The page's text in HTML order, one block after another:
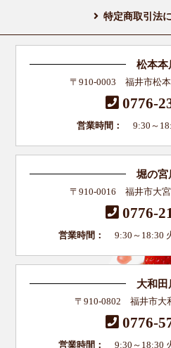
特定商取引法
松本本
〒910-0003 福井市松本
0776-
営業時間： 9:30～
堀の宮
〒910-0016 福井市大宮
0776-
営業時間： 9:30～18:30
大和田
〒910-0802 福井市大
0776-
営業時間： 9:30～18:30